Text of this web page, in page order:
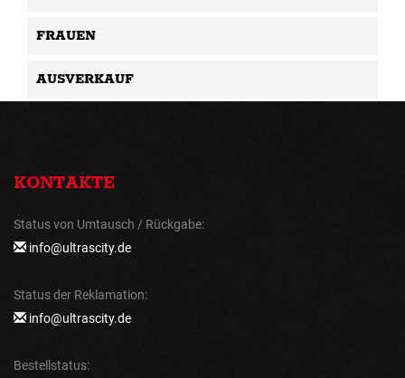
FRAUEN
AUSVERKAUF
KONTAKTE
Status von Umtausch / Rückgabe:
info@ultrascity.de
Status der Reklamation:
info@ultrascity.de
Bestellstatus: